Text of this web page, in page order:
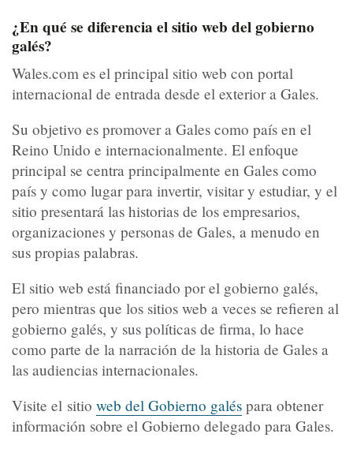
¿En qué se diferencia el sitio web del gobierno
galés?
Wales.com es el principal sitio web con portal
internacional de entrada desde el exterior a Gales.
Su objetivo es promover a Gales como país en el
Reino Unido e internacionalmente. El enfoque
principal se centra principalmente en Gales como
país y como lugar para invertir, visitar y estudiar, y el
sitio presentará las historias de los empresarios,
organizaciones y personas de Gales, a menudo en
sus propias palabras.
El sitio web está financiado por el gobierno galés,
pero mientras que los sitios web a veces se refieren al
gobierno galés, y sus políticas de firma, lo hace
como parte de la narración de la historia de Gales a
las audiencias internacionales.
Visite el sitio web del Gobierno galés para obtener
información sobre el Gobierno delegado para Gales.